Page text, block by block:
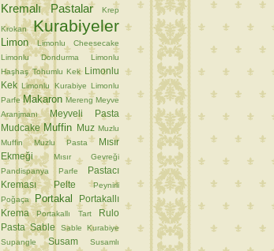
Kremalı Pastalar Krep
Krokan Kurabiyeler
Limon
Limonlu Cheesecake
Limonlu Dondurma
Limonlu
Haşhaş Tohumlu Kek
Limonlu
Kek Limonlu Kurabiye Limonlu
Parfe Makaron Mereng Meyve
Aranjmanı
Meyveli Pasta
Mudcake Muffin Muz Muzlu
Muffin
Muzlu Pasta
Mısır
Ekmeği
Mısır Gevreği
Pandispanya
Parfe
Pastacı
Kreması
Pelte
Peynirli
Poğaça
Portakal
Portakallı
Krema
Portakallı Tart
Rulo
Pasta Sable
Sable Kurabiye
Supangle
Susam Susamlı